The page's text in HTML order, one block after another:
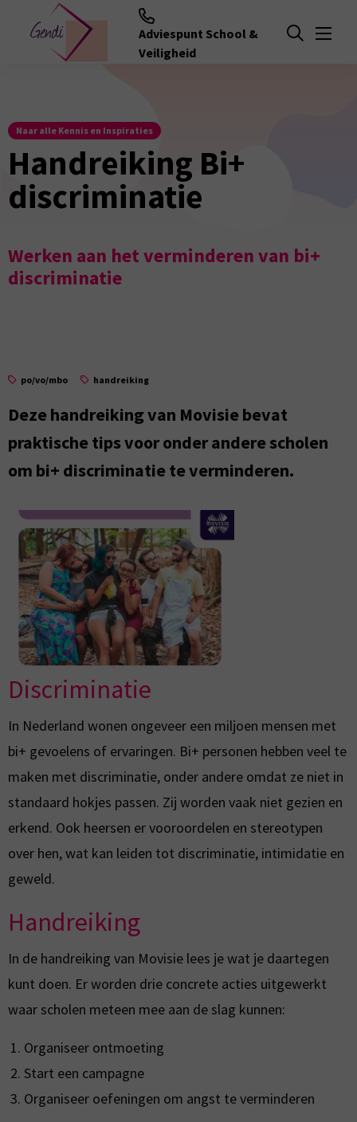
Adviespunt School &
Veiligheid
Open zoeken
Menu
Naar alle Kennis en Inspiraties
Handreiking Bi+
discriminatie
Werken aan het verminderen van bi+
discriminatie
po/vo/mbo handreiking
Deze handreiking van Movisie bevat
praktische tips voor onder andere scholen
om bi+ discriminatie te verminderen.
Discriminatie
In Nederland wonen ongeveer een miljoen mensen met
bi+ gevoelens of ervaringen. Bi+ personen hebben veel te
maken met discriminatie, onder andere omdat ze niet in
standaard hokjes passen. Zij worden vaak niet gezien en
erkend. Ook heersen er vooroordelen en stereotypen
over hen, wat kan leiden tot discriminatie, intimidatie en
geweld.
Handreiking
In de handreiking van Movisie lees je wat je daartegen
kunt doen. Er worden drie concrete acties uitgewerkt
waar scholen meteen mee aan de slag kunnen:
Organiseer ontmoeting
Start een campagne
Organiseer oefeningen om angst te verminderen